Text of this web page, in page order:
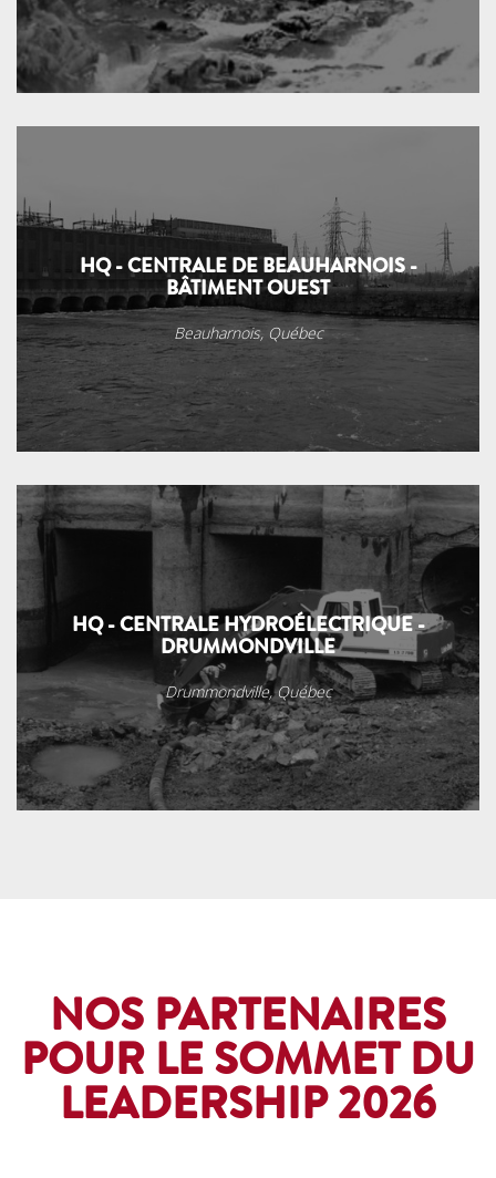
HQ - CENTRALE DE BEAUHARNOIS -
BÂTIMENT OUEST
Beauharnois, Québec
HQ - CENTRALE HYDROÉLECTRIQUE -
DRUMMONDVILLE
Drummondville, Québec
NOS PARTENAIRES
POUR LE SOMMET DU
LEADERSHIP 2026